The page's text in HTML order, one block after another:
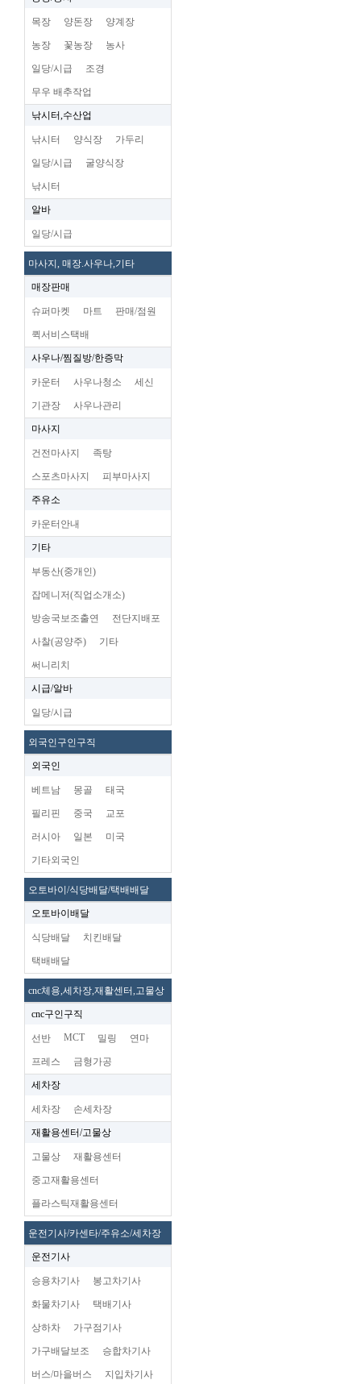
목장 양돈장 양계장
농장 꽃농장 농사
일당/시급 조경
무우 배추작업
낚시터,수산업
낚시터 양식장 가두리
일당/시급 굴양식장
낚시터
알바
일당/시급
마사지, 매장.사우나,기타
매장판매
슈퍼마켓 마트 판매/점원
퀵서비스택배
사우나/찜질방/한증막
카운터 사우나청소 세신
기관장 사우나관리
마사지
건전마사지 족탕
스포츠마사지 피부마사지
주유소
카운터안내
기타
부동산(중개인)
잡메니저(직업소개소)
방송국보조출연 전단지배포
사찰(공양주) 기타
써니리치
시급/알바
일당/시급
외국인구인구직
외국인
베트남 몽골 태국
필리핀 중국 교포
러시아 일본 미국
기타외국인
오토바이/식당배달/택배배달
오토바이배달
식당배달 치킨배달
택배배달
cnc체용,세차장,재활센터,고물상
cnc구인구직
선반 MCT 밀링 연마
프레스 금형가공
세차장
세차장 손세차장
재활용센터/고물상
고물상 재활용센터
중고재활용센터
플라스틱재활용센터
운전기사/카센타/주유소/세차장
운전기사
승용차기사 봉고차기사
화물차기사 택배기사
상하차 가구점기사
가구배달보조 승합차기사
버스/마을버스 지입차기사